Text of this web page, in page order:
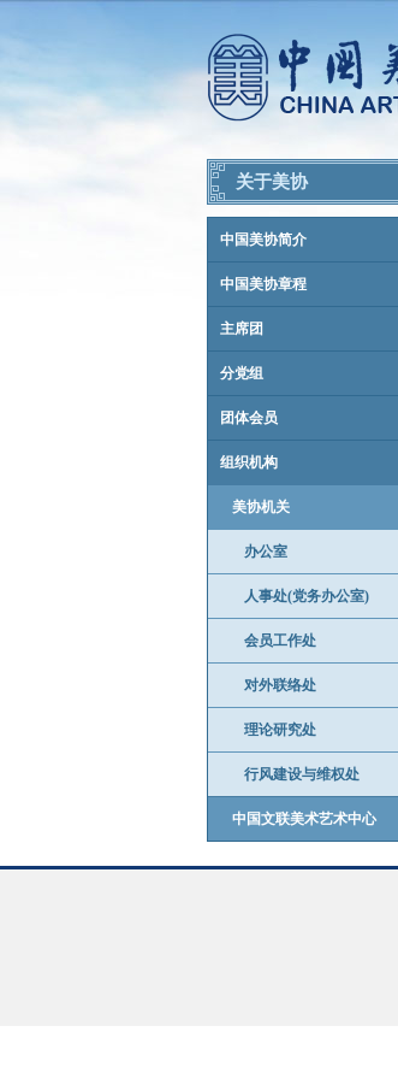
关于美协
中国美协简介
中国美协章程
主席团
分党组
团体会员
组织机构
美协机关
办公室
人事处(党务办公室)
会员工作处
对外联络处
理论研究处
行风建设与维权处
中国文联美术艺术中心